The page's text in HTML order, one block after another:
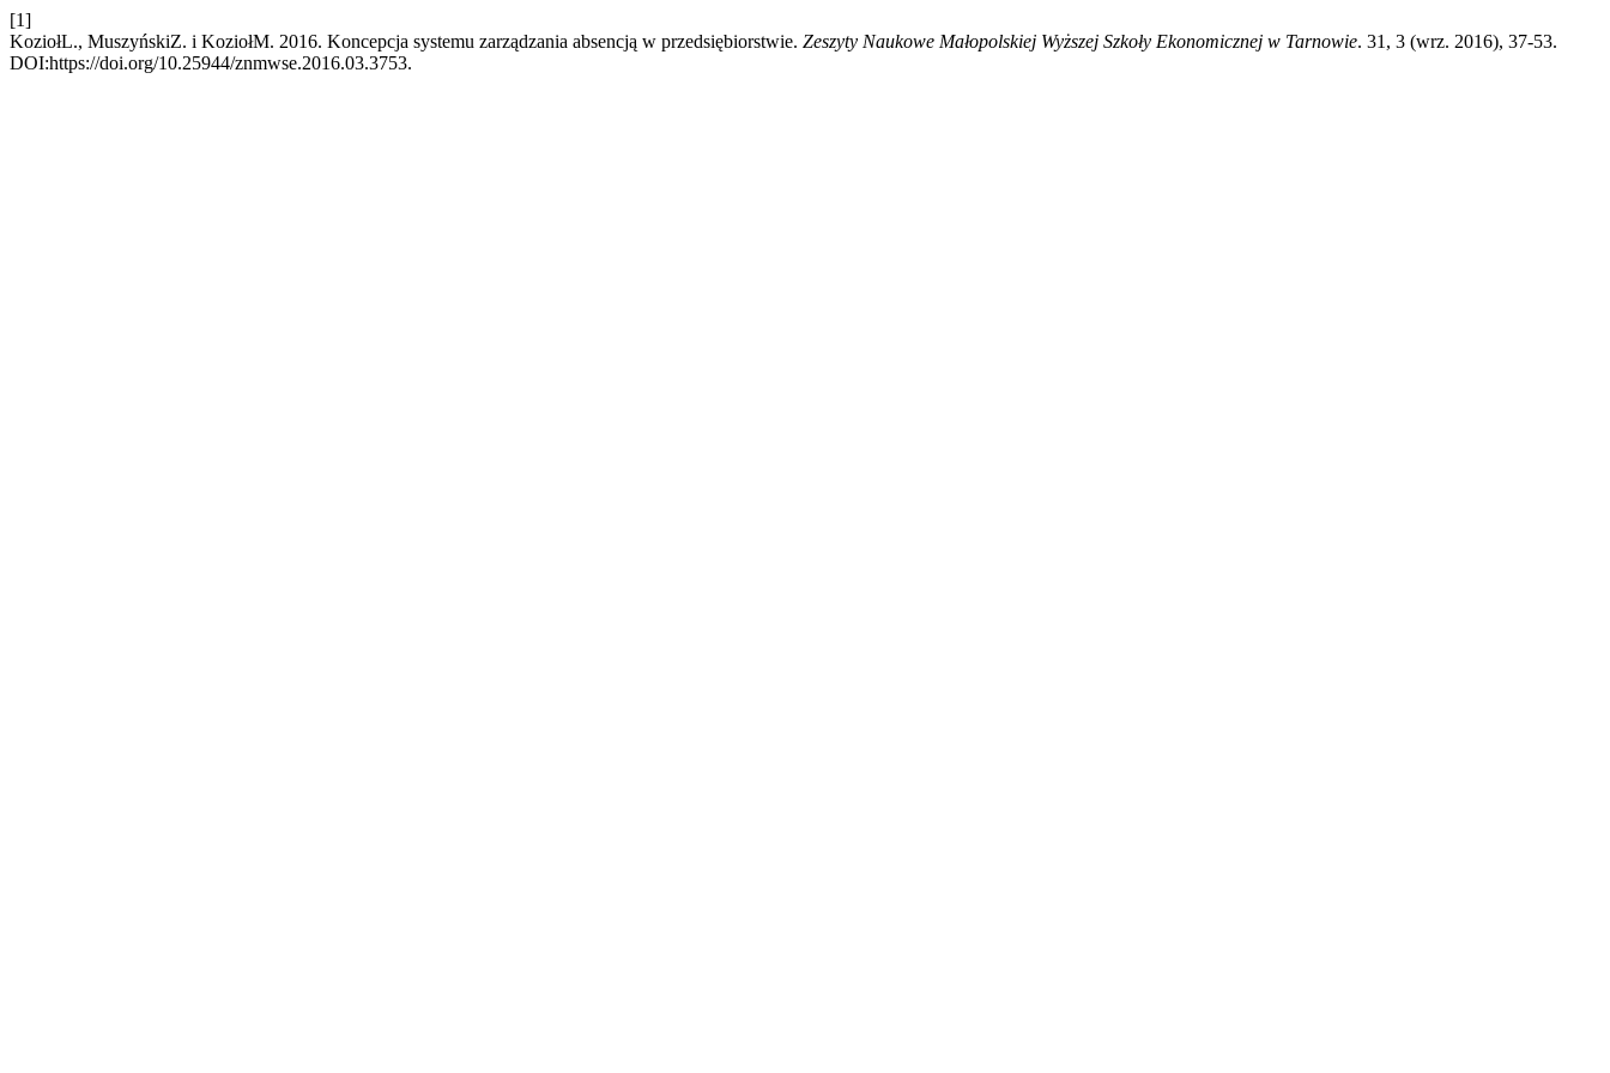
[1]
KoziołL., MuszyńskiZ. i KoziołM. 2016. Koncepcja systemu zarządzania absencją w przedsiębiorstwie. Zeszyty Naukowe Małopolskiej Wyższej Szkoły Ekonomicznej w Tarnowie. 31, 3 (wrz. 2016), 37-53.
DOI:https://doi.org/10.25944/znmwse.2016.03.3753.